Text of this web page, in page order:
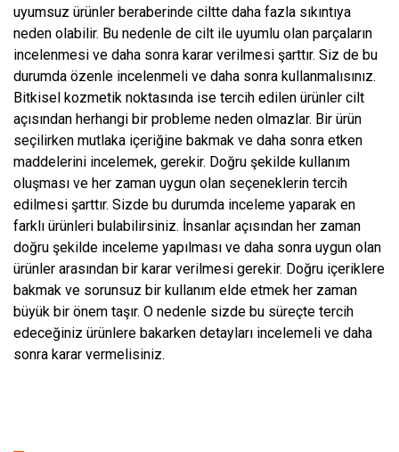
uyumsuz ürünler beraberinde ciltte daha fazla sıkıntıya
neden olabilir. Bu nedenle de cilt ile uyumlu olan parçaların
incelenmesi ve daha sonra karar verilmesi şarttır. Siz de bu
durumda özenle incelenmeli ve daha sonra kullanmalısınız.
Bitkisel kozmetik noktasında ise tercih edilen ürünler cilt
açısından herhangi bir probleme neden olmazlar. Bir ürün
seçilirken mutlaka içeriğine bakmak ve daha sonra etken
maddelerini incelemek, gerekir. Doğru şekilde kullanım
oluşması ve her zaman uygun olan seçeneklerin tercih
edilmesi şarttır. Sizde bu durumda inceleme yaparak en
farklı ürünleri bulabilirsiniz. İnsanlar açısından her zaman
doğru şekilde inceleme yapılması ve daha sonra uygun olan
ürünler arasından bir karar verilmesi gerekir. Doğru içeriklere
bakmak ve sorunsuz bir kullanım elde etmek her zaman
büyük bir önem taşır. O nedenle sizde bu süreçte tercih
edeceğiniz ürünlere bakarken detayları incelemeli ve daha
sonra karar vermelisiniz.